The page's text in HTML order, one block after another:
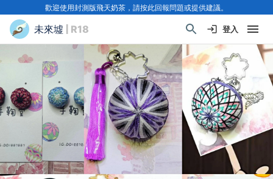
歡迎使用封測版飛天奶茶，請按此回報問題或提供建議。
未來墟 | R18 登入